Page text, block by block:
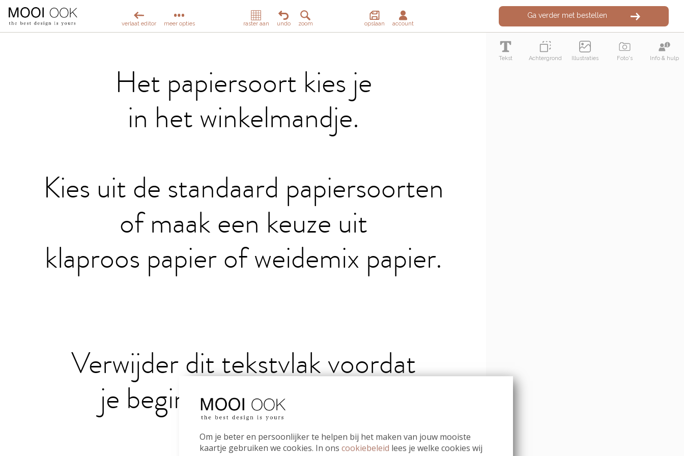
verlaat editor meer opties raster aan undo zoom opslaan account
Ga verder met bestellen
Het papiersoort kies je
in het winkelmandje.
Kies uit de standaard papiersoorten
of maak een keuze uit
klaproos papier of weidemix papier.
Verwijder dit tekstvlak voordat
je begint met ontwerpen.
Tekst Achtergrond Illustraties Foto's Info & hulp
Om je beter en persoonlijker te helpen bij het maken van jouw mooiste
kaartje gebruiken we cookies. In ons cookiebeleid lees je welke cookies wij